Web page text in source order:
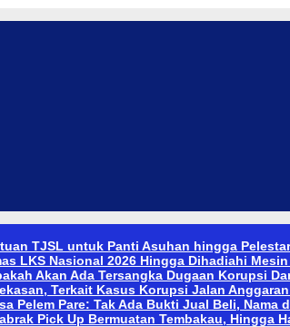
TJSL untuk Panti Asuhan hingga
LKS Nasional 2026 Hingga Dihadiahi
Akan Ada Tersangka Dugaan Korupsi
Terkait Kasus Korupsi Jalan
Pelem Pare: Tak Ada Bukti Jual Beli, Nama
Pick Up Bermuatan Tembakau, Hingga